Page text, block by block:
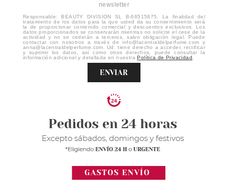
newsletter
Responsable: BEAUTY DIVISION SL B-66515875. La finalidad del
tratamiento de los datos para la que usted da su consentimiento será
la de proporcionar contenido comercial y descuentos exclusivos. Los
datos proporcionados se conservarán mientras no solicite el cese de la
actividad y no se cederán a terceros, salvo obligación legal. Puede
contactar con nosotros a través de info@lacentraldelperfume.com y
anna@lacentraldelperfume.com. Ud. tiene derecho a acceder, rectificar
y suprimir los datos, así como otros derechos, puede consultar la
información adicional y detallada en nuestraPolítica de Privacidad
ENVIAR